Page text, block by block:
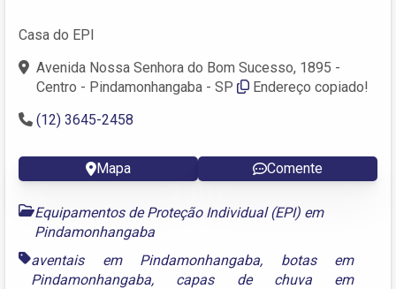
Casa do EPI
Avenida Nossa Senhora do Bom Sucesso, 1895 -
Centro - Pindamonhangaba - SP
Endereço copiado!
(12) 3645-2458
Mapa Comente
Equipamentos de Proteção Individual (EPI) em
Pindamonhangaba
aventais em Pindamonhangaba, botas em
Pindamonhangaba, capas de chuva em